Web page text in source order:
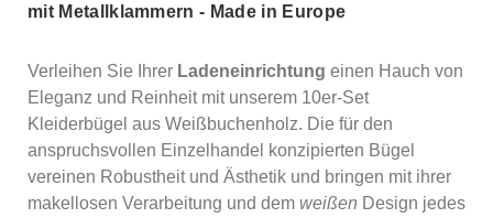
mit Metallklammern - Made in Europe
Verleihen Sie Ihrer Ladeneinrichtung einen Hauch von
Eleganz und Reinheit mit unserem 10er-Set
Kleiderbügel aus Weißbuchenholz. Die für den
anspruchsvollen Einzelhandel konzipierten Bügel
vereinen Robustheit und Ästhetik und bringen mit ihrer
makellosen Verarbeitung und dem weißen Design jedes